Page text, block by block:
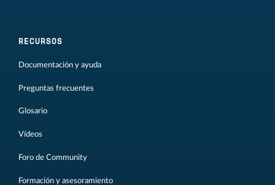
RECURSOS
Documentación y ayuda
Preguntas frecuentes
Glosario
Vídeos
Foro de Community
Formación y asesoramiento